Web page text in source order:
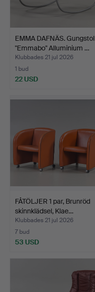
EMMA DAFNÄS. Gungstol
"Emmabo" Alluminium …
Klubbades 21 jul 2026
1 bud
22 USD
FÅTÖLJER 1 par, Brunröd
skinnklädsel, Klae…
Klubbades 21 jul 2026
7 bud
53 USD